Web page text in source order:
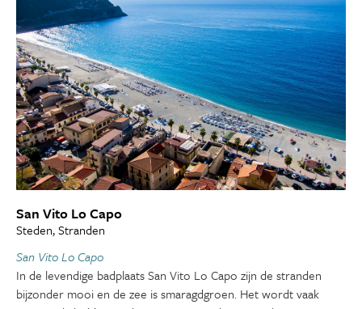
San Vito Lo Capo
Steden, Stranden
San Vito Lo Capo
In de levendige badplaats San Vito Lo Capo zijn de stranden
bijzonder mooi en de zee is smaragdgroen. Het wordt vaak